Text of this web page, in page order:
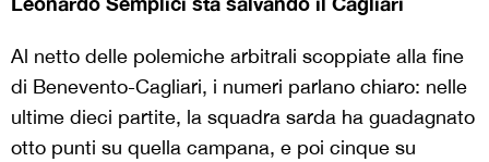
Al netto delle polemiche arbitrali scoppiate alla fine
di Benevento-Cagliari, i numeri parlano chiaro: nelle
ultime dieci partite, la squadra sarda ha guadagnato
otto punti su quella campana, e poi cinque su